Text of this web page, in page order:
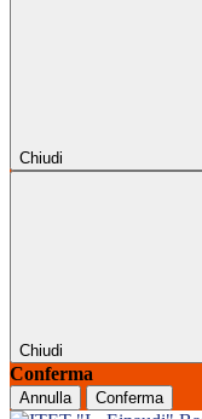
Chiudi
Chiudi
Conferma
Annulla Conferma